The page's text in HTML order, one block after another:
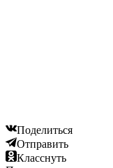
Поделиться
Отправить
Класснуть